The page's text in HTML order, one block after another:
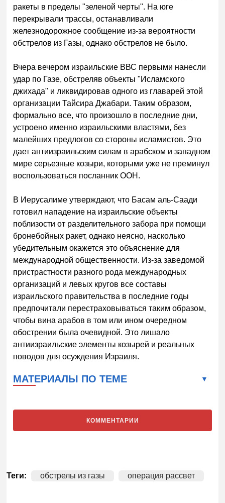
ракеты в пределы "зеленой черты". На юге
перекрывали трассы, останавливали
железнодорожное сообщение из-за вероятности
обстрелов из Газы, однако обстрелов не было.
Вчера вечером израильские ВВС первыми нанесли
удар по Газе, обстреляв объекты "Исламского
джихада" и ликвидировав одного из главарей этой
организации Тайсира Джабари. Таким образом,
формально все, что произошло в последние дни,
устроено именно израильскими властями, без
малейших предлогов со стороны исламистов. Это
дает антиизраильским силам в арабском и западном
мире серьезные козыри, которыми уже не преминул
воспользоваться посланник ООН.
В Иерусалиме утверждают, что Басам аль-Саади
готовил нападение на израильские объекты
поблизости от разделительного забора при помощи
бронебойных ракет, однако неясно, насколько
убедительным окажется это объяснение для
международной общественности. Из-за заведомой
пристрастности разного рода международных
организаций и левых кругов все составы
израильского правительства в последние годы
предпочитали перестраховываться таким образом,
чтобы вина арабов в том или ином очередном
обострении была очевидной. Это лишало
антиизраильские элементы козырей и реальных
поводов для осуждения Израиля.
МАТЕРИАЛЫ ПО ТЕМЕ
КОММЕНТАРИИ
Теги: обстрелы из газы операция рассвет